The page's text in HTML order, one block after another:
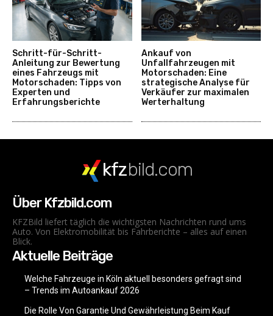
Schritt-für-Schritt-
Anleitung zur Bewertung
eines Fahrzeugs mit
Motorschaden: Tipps von
Experten und
Erfahrungsberichte
Ankauf von
Unfallfahrzeugen mit
Motorschaden: Eine
strategische Analyse für
Verkäufer zur maximalen
Werterhaltung
kfzbild.com
Über Kfzbild.com
KFZBild liefert täglich die wichtigsten Nachrichten rund ums
Auto. Von Elektromobilität bis Fahrberichte – alles auf einen
Blick.
Aktuelle Beiträge
Welche Fahrzeuge in Köln aktuell besonders gefragt sind
– Trends im Autoankauf 2026
Die Rolle Von Garantie Und Gewährleistung Beim Kauf